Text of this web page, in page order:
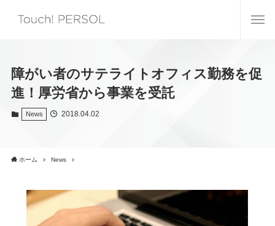
障がい者のサテライトオフィス勤務を促
進！厚労省から事業を受託
News 2018.04.02
ホーム News